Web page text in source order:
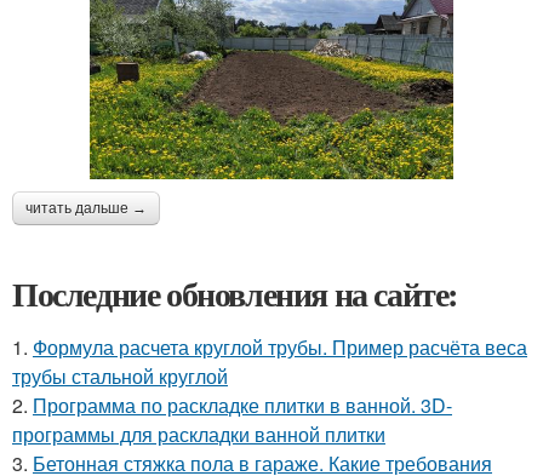
читать дальше →
Последние обновления на сайте:
1. Формула расчета круглой трубы. Пример расчёта веса
трубы стальной круглой
2. Программа по раскладке плитки в ванной. 3D-
программы для раскладки ванной плитки
3. Бетонная стяжка пола в гараже. Какие требования